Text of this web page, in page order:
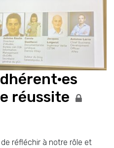
réussite
réfléchir à notre rôle et